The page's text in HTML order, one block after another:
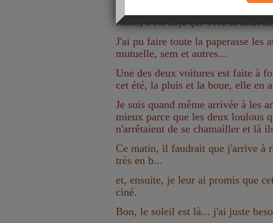
finies, c'est déjà ça. Vive la
J'ai pu faire toute la paperasse les
mutuelle, sem et autres...
Une des deux voitures est faite à
cet été, la pluis et la boue, elle en
Je suis quand même arrivée à les
mieux parce que les deux loulous
n'arrêtaient de se chamailler et là
Ce matin, il faudrait que j'arrive à
très en b...
et, ensuite, je leur ai promis que
ciné.
Bon, le soleil est là... j'ai juste